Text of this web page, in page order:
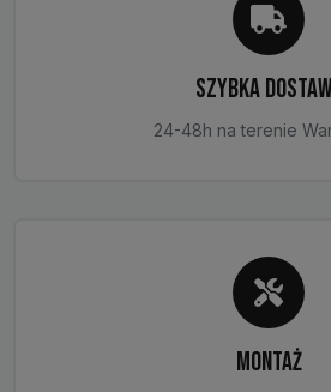
SZYBKA
24-48h na terenie
MONTAŻ